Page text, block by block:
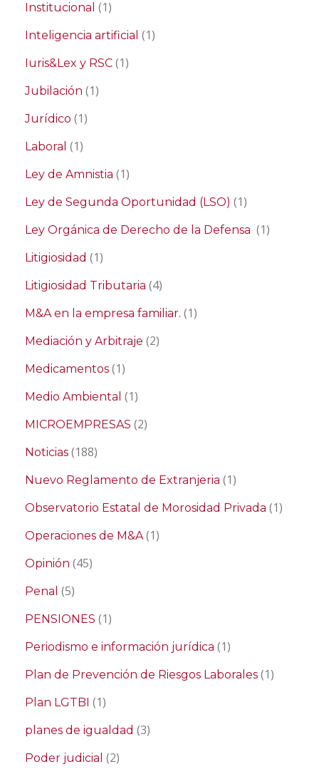
Institucional (1)
Inteligencia artificial (1)
Iuris&Lex y RSC (1)
Jubilación (1)
Jurídico (1)
Laboral (1)
Ley de Amnistia (1)
Ley de Segunda Oportunidad (LSO) (1)
Ley Orgánica de Derecho de la Defensa (1)
Litigiosidad (1)
Litigiosidad Tributaria (4)
M&A en la empresa familiar. (1)
Mediación y Arbitraje (2)
Medicamentos (1)
Medio Ambiental (1)
MICROEMPRESAS (2)
Noticias (188)
Nuevo Reglamento de Extranjeria (1)
Observatorio Estatal de Morosidad Privada (1)
Operaciones de M&A(1)
Opinión (45)
Penal (5)
PENSIONES (1)
Periodismo e información jurídica (1)
Plan de Prevención de Riesgos Laborales (1)
Plan LGTBI (1)
planes de igualdad (3)
Poder judicial (2)